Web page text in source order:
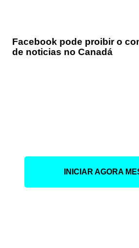
Facebook pode proibir o
de noticias no Canadá
INICIAR AGORA